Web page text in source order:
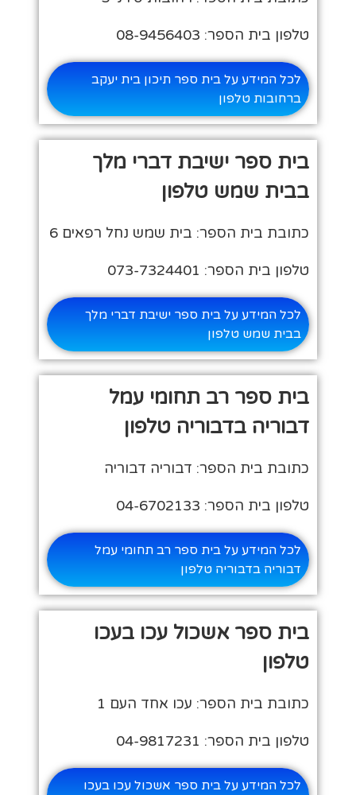
טלפון בית הספר: 08-9456403
לכל המידע על בית ספר תיכון בית יעקב
ברחובות טלפון
בית ספר ישיבת דברי מלך
בבית שמש טלפון
כתובת בית הספר: בית שמש נחל רפאים 6
טלפון בית הספר: 073-7324401
לכל המידע על בית ספר ישיבת דברי מלך
בבית שמש טלפון
בית ספר רב תחומי עמל
דבוריה בדבוריה טלפון
כתובת בית הספר: דבוריה דבוריה
טלפון בית הספר: 04-6702133
לכל המידע על בית ספר רב תחומי עמל
דבוריה בדבוריה טלפון
בית ספר אשכול עכו בעכו
טלפון
כתובת בית הספר: עכו אחד העם 1
טלפון בית הספר: 04-9817231
לכל המידע על בית ספר אשכול עכו בעכו